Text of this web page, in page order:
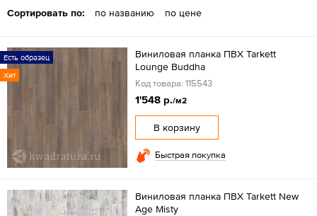
Сортировать по: по названию по цене
Есть образец
Хит
Виниловая планка ПВХ Tarkett
Lounge Buddha
Код товара: 115543
1'548 р./м2
В корзину
Быстрая покупка
Виниловая планка ПВХ Tarkett New
Age Misty